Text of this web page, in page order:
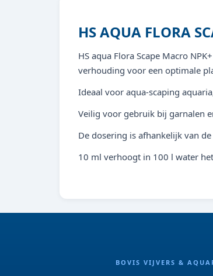
HS AQUA FLORA
HS aqua Flora Scape Macro
verhouding voor een optimale
Ideaal voor aqua-scaping
Veilig voor gebruik bij garnalen
De dosering is afhankelijk van
10 ml verhoogt in 100 l water
BOVIS VIJVERS &